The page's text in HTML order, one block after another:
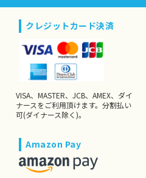
クレジットカード決済
VISA、MASTER、JCB、AMEX、ダイ
ナースをご利用頂けます。分割払い
可(ダイナース除く)。
Amazon Pay